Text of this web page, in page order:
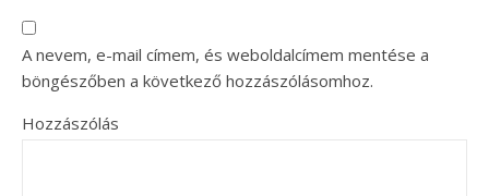
A nevem, e-mail címem, és weboldalcímem mentése a
böngészőben a következő hozzászólásomhoz.
Hozzászólás